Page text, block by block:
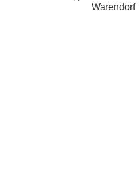
Warendorf